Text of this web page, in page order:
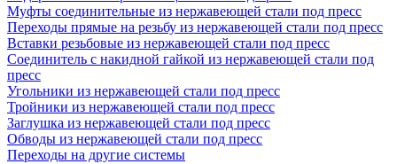
Муфты соединительные из нержавеющей стали под пресс
Переходы прямые на резьбу из нержавеющей стали под пресс
Вставки резьбовые из нержавеющей стали под пресс
Соединитель с накидной гайкой из нержавеющей стали под
пресс
Угольники из нержавеющей стали под пресс
Тройники из нержавеющей стали под пресс
Заглушка из нержавеющей стали под пресс
Обводы из нержавеющей стали под пресс
Переходы на другие системы